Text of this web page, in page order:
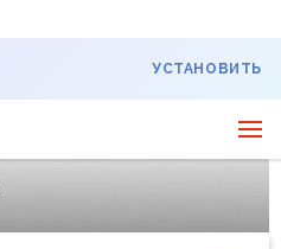
УСТАНОВИТЬ